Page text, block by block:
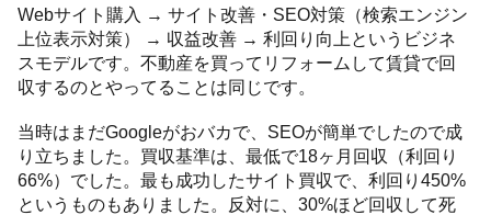
Webサイト購入 → サイト改善・SEO対策（検索エンジン
上位表示対策） → 収益改善 → 利回り向上というビジネ
スモデルです。不動産を買ってリフォームして賃貸で回
収するのとやってることは同じです。
当時はまだGoogleがおバカで、SEOが簡単でしたので成
り立ちました。買収基準は、最低で18ヶ月回収（利回り
66%）でした。最も成功したサイト買収で、利回り450%
というものもありました。反対に、30%ほど回収して死